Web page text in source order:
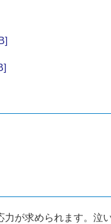
が求められます。泣